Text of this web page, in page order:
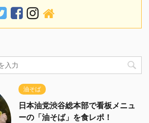
油そば
日本油党渋谷総本部で看板メニュ
ーの「油そば」を食レポ！